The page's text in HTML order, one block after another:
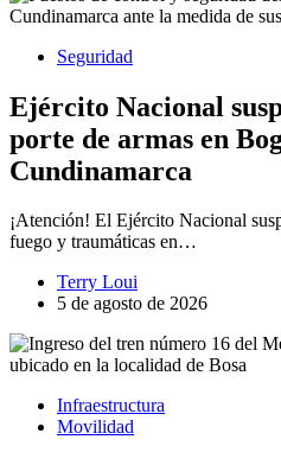
Seguridad
Ejército Nacional
porte de armas en
Cundinamarca
¡Atención! El Ejército Nacional
fuego y traumáticas en…
Terry Loui
5 de agosto de 2026
Infraestructura
Movilidad